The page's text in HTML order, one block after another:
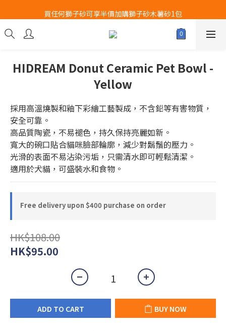
Airbuggy 全線現貨8折！立即點擊火速搶購
買任何獅子砂可享半價加購獅子砂木薯砂1包
Airbuggy 全線現貨8折！立即點擊火速搶購
HIDREAM Donut Ceramic Pet Bowl -
Yellow
採用高溫燒製和釉下彩繪工藝製成，不含鉛等有害物質，
安全可靠。
高品質陶瓷，不易褪色，持久保持亮麗如新。
寬大的碗口貼合貓咪臉部輪廓，減少對鬍鬚的壓力。
光滑的表面不易沾染污垢，只需清水即可輕鬆清潔。
適用於犬貓，可盛裝水和食物。
Free delivery upon $400 purchase on order
HK$108.00
HK$95.00
ADD TO CART BUY NOW